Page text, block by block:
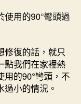
使用的90°彎頭過
修復的話，就只
點我們在家裡熱
用的90°彎頭，不
小的情況。